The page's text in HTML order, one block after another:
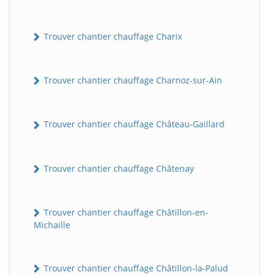
Trouver chantier chauffage Charix
Trouver chantier chauffage Charnoz-sur-Ain
Trouver chantier chauffage Château-Gaillard
Trouver chantier chauffage Châtenay
Trouver chantier chauffage Châtillon-en-
Michaille
Trouver chantier chauffage Châtillon-la-Palud